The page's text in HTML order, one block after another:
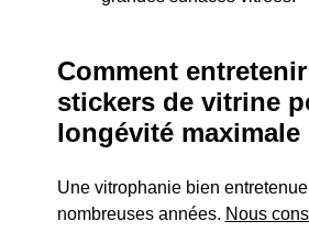
Comment
stickers de vitrine
longévité maximale
Une vitrophanie bien
nombreuses années. Nous